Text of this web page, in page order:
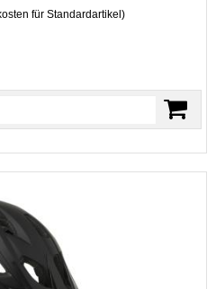
für Standardartikel )